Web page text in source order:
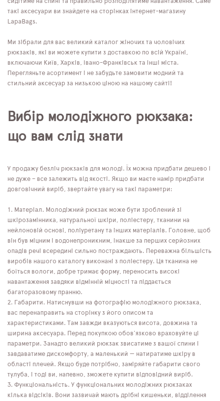
такі аксесуари ви знайдете на сторінках інтернет-магазину
LapaBags.
Ми зібрали для вас великий каталог жіночих та чоловічих
рюкзаків, які ви можете купити з доставкою по всій Україні,
включаючи Київ, Харків, Івано-Франківськ та інші міста.
Перегляньте асортимент і не забудьте замовити модний та
стильний аксесуар за низькою ціною на нашому сайті!
Вибір молодіжного рюкзака:
що вам слід знати
У продажу безліч рюкзаків для молоді. Їх можна придбати дешево і
не дуже – все залежить від якості. Якщо ви маєте намір придбати
довговічний виріб, звертайте увагу на такі параметри:
Матеріал. Молодіжний рюкзак може бути зроблений зі
шкірозамінника, натуральної шкіри, поліестеру, тканини на
нейлоновій основі, поліуретану та інших матеріалів. Головне, щоб
він був міцним і водонепроникним, інакше за перших серйозних
опадів речі всередині сильно постраждають. Переважна більшість
виробів нашого каталогу виконані з поліестеру. Ця тканина не
боїться вологи, добре тримає форму, переносить високі
навантаження завдяки відмінній міцності та піддається
багаторазовому пранню.
Габарити. Натиснувши на фотографію молодіжного рюкзака,
вас перенаправить на сторінку з його описом та
характеристиками. Там завжди вказуються висота, довжина та
ширина аксесуара. Перед покупкою обов'язково враховуйте ці
параметри. Занадто великий рюкзак звисатиме з вашої спини і
завдаватиме дискомфорту, а маленький — натиратиме шкіру в
області плечей. Якщо буде потрібно, заміряйте габарити свого
тулуба, і тоді ви, напевно, зможете купити відповідний виріб.
Функціональність. У функціональних молодіжних рюкзаках
кілька відсіків. Вони зазвичай мають дрібні кишеньки, відділення